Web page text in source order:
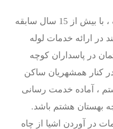
گروه فنی آذین گستر آچاگ ، با بیش از 15 سال سابقه
در ارائه خدمات لوله
در پاسداران کوچه
کنار همشهریان ساکن
، آماده خدمت رسانی
بهستان هشتم باشد.
در آوردن اشیا از چاه